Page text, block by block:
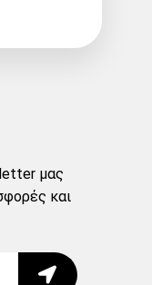
μας
και
Submit